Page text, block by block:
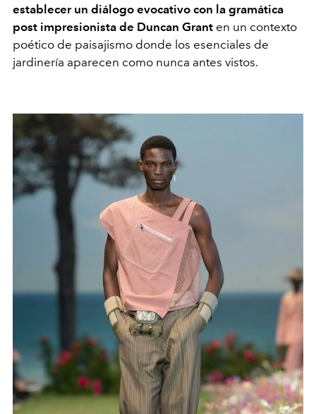
establecer un diálogo evocativo con la gramática
post impresionista de Duncan Grant en un contexto
poético de paisajismo donde los esenciales de
jardinería aparecen como nunca antes vistos.